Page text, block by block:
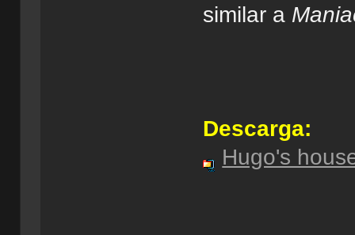
similar a
Descarga:
Hugo's